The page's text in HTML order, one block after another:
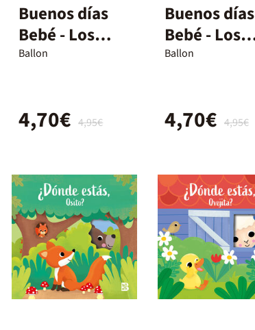
Buenos días
Bebé - Los
animales de la
Ballon
4,95€
4,70€
Buenos días
Bebé - Los
animales
Ballon
4,95€
4,70€